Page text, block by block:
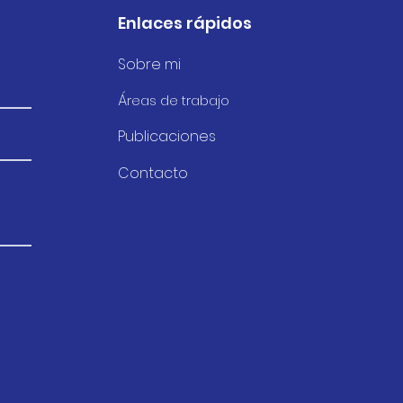
realidades del
Enlaces rápidos
Sobre mi
Áreas de trabajo
Publicaciones
Contacto